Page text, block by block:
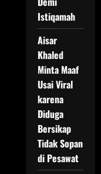
Istiqamah
Aisar
Khaled
Minta Maaf
Usai Viral
karena
Diduga
Bersikap
Tidak Sopan
di Pesawat